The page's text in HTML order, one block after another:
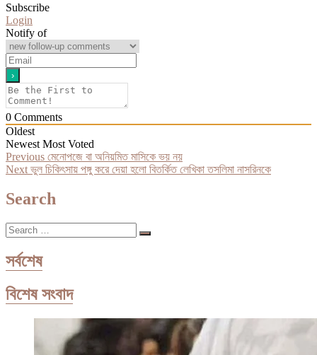
Subscribe
Login
Notify of
0 Comments
Oldest
Newest Most Voted
Post
navigation
Previous Previous
post:
মেনোপজে বা অনিয়মিত মাসিকে ভয় নয়
Next Next
ভুল চিকিৎসায় পঙ্গু করে দেয়া হলো বিতর্কিত লেখিকা তসলিমা নাসরিনকে
Search
Search
…
সর্বশেষ
বিশেষ সংবাদ